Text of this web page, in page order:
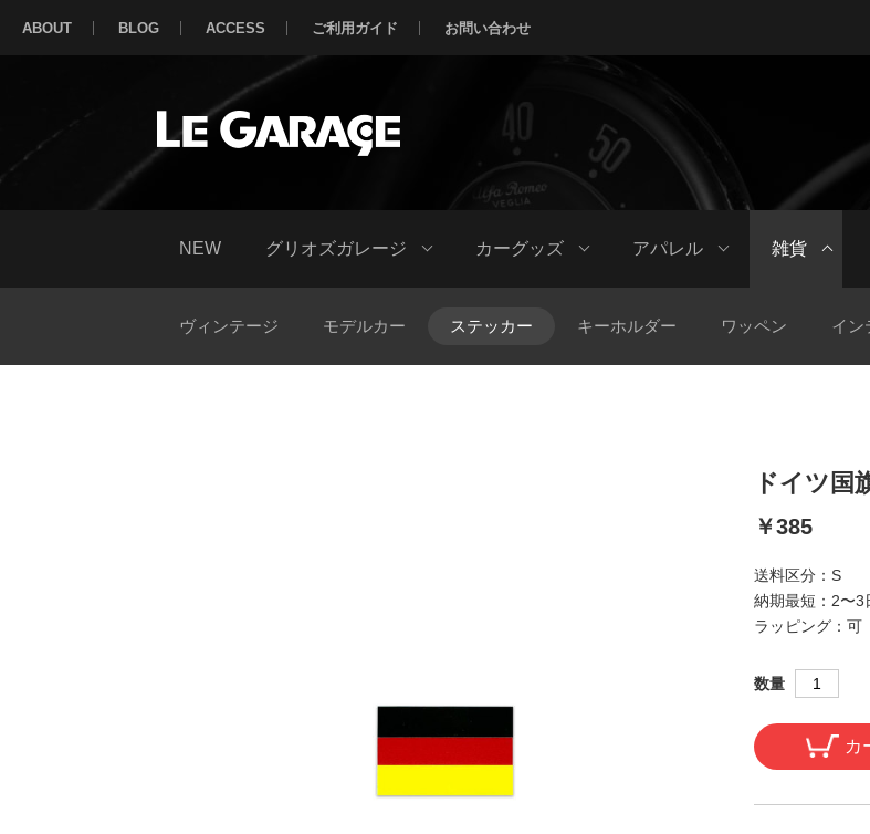
ABOUT BLOG ACCESS ご利用ガイド お問い合わせ
NEW グリオズガレージ カーグッズ アパレル 雑貨
ヴィンテージ モデルカー ステッカー キーホルダー ワッペン イン
ドイツ国
￥385
送料区分： S
納期最短： 2〜3
ラッピング： 可
数量
カ